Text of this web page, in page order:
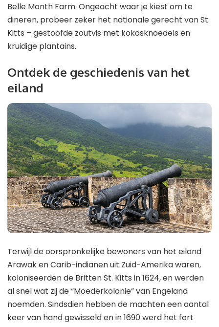
Belle Month Farm. Ongeacht waar je kiest om te
dineren, probeer zeker het nationale gerecht van St.
Kitts – gestoofde zoutvis met kokosknoedels en
kruidige plantains.
Ontdek de geschiedenis van het
eiland
Terwijl de oorspronkelijke bewoners van het eiland
Arawak en Carib-indianen uit Zuid-Amerika waren,
koloniseerden de Britten St. Kitts in 1624, en werden
al snel wat zij de “Moederkolonie” van Engeland
noemden. Sindsdien hebben de machten een aantal
keer van hand gewisseld en in 1690 werd het fort